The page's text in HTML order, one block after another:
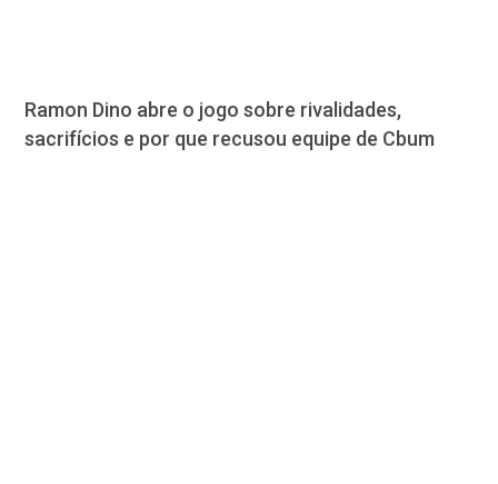
Ramon Dino abre o jogo sobre rivalidades,
sacrifícios e por que recusou equipe de Cbum